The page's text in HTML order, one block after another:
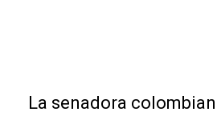
La senadora